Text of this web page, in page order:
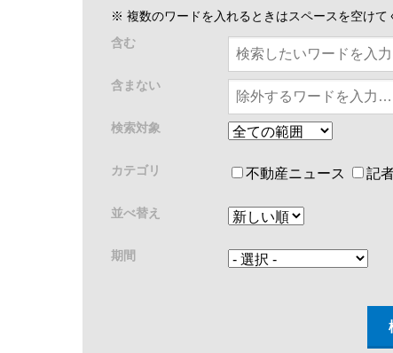
※ 複数のワードを入れるときはスペースを空けて
含む
含まない
検索対象
カテゴリ 不動産ニュース 記
並べ替え
期間